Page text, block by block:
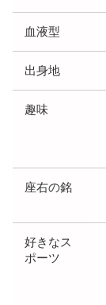
血液型
出身地
趣味
座右の銘
好きなス
ポーツ